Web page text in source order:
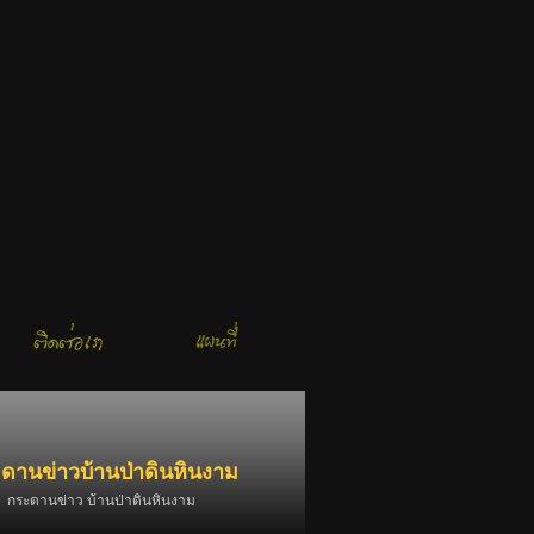
านข่าวบ้านป่าดินหินงาม
กระดานข่าว บ้านป่าดินหินงาม